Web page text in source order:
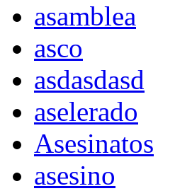
asamblea
asco
asdasdasd
aselerado
Asesinatos
asesino